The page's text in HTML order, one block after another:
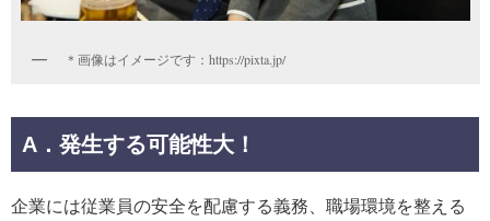
＊画像はイメージです：https://pixta.jp/
A．発生する可能性大！
企業には従業員の安全を配慮する義務、職場環境を整える